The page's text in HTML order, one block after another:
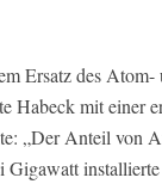
Ersatz des
Habeck mit einer
„Der Anteil von
Gigawatt